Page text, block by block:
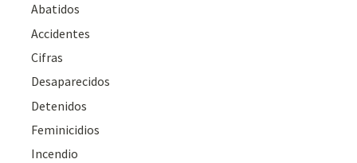
Abatidos
Accidentes
Cifras
Desaparecidos
Detenidos
Feminicidios
Incendio